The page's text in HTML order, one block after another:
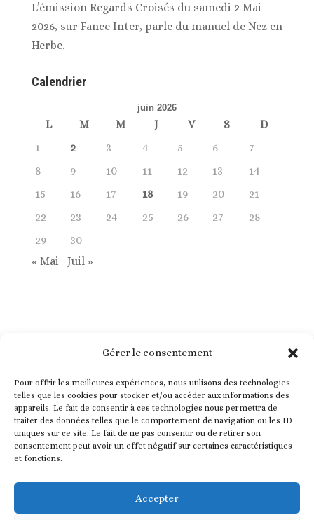
Gérer le consentement
Pour offrir les meilleures expériences, nous utilisons des technologies
telles que les cookies pour stocker et/ou accéder aux informations des
appareils. Le fait de consentir à ces technologies nous permettra de
traiter des données telles que le comportement de navigation ou les ID
uniques sur ce site. Le fait de ne pas consentir ou de retirer son
consentement peut avoir un effet négatif sur certaines caractéristiques
et fonctions.
Accepter
L’émission Regards Croisés du samedi 2 Mai
2026, sur Fance Inter, parle du manuel de Nez en
Herbe.
Calendrier
juin 2026
L M M J V S
D
1
2 3 4 5 6
7
8
9 10 11 12 13
14
15
16 17 18 19 20
21
22
23 24 25 26 27
28
29
30
« Mai
Juil »
Nez en Herbe est une association ayant pour but d’intégrer
l’éveil olfactif dans les programmes éducatifs, en promouvant
l’éveil de l’odorat dès la crèche et l’école maternelle.